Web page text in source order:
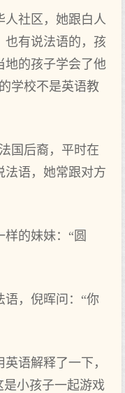
人社区，她跟白人
也有说法语的，孩
地的孩子学会了他
学校不是英语教
国后裔，平时在
法语，她常跟对方
的妹妹：“圆
语，倪晖问：“你
语解释了一下，
是小孩子一起游戏